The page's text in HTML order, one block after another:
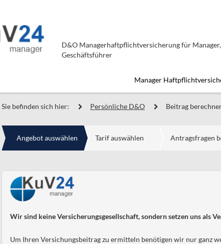
D&O Managerhaftpflichtversicherung für
Geschäftsführer
Manager
Sie befinden sich hier: Persönliche D&O Beitrag
Angebot auswählen Tarif auswählen Antragsfragen
Wir sind keine Versicherungsgesellschaft, sondern setzen uns als
Um Ihren Versichungsbeitrag zu ermitteln benötigen wir nur ganz